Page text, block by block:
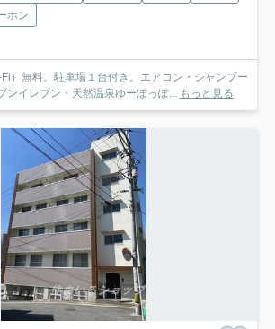
ホン
）無料。駐車場１台付き。エアコン・シャンプー
ンイレブン・天然温泉ゆーぽっぽ... もっと見る